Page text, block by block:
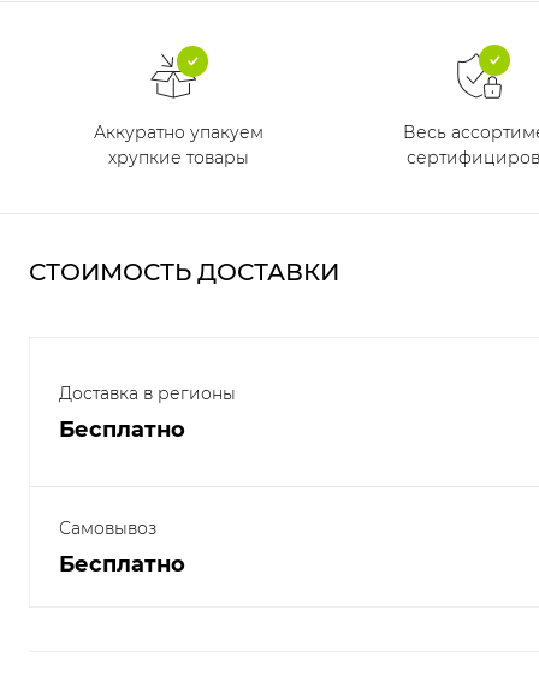
Аккуратно упакуем
хрупкие товары
Весь
СТОИМОСТЬ ДОСТАВКИ
Доставка в регионы
Бесплатно
Самовывоз
Бесплатно